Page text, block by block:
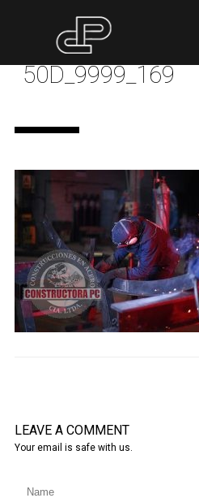
50D_9999_169
LEAVE A COMMENT
Your email is safe with us.